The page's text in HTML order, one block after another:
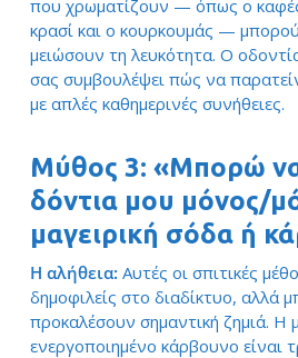
που χρωματίζουν — όπως ο
κρασί και ο κουρκουμάς —
μειώσουν τη λευκότητα. Ο
σας συμβουλέψει πώς να
με απλές καθημερινές συνήθειες.
Μύθος 3: «Μπορώ
δόντια μου μόνος/
μαγειρική σόδα ή
Η αλήθεια: Αυτές οι σπιτικές
δημοφιλείς στο διαδίκτυο, αλλά
προκαλέσουν σημαντική ζημιά. Η
ενεργοποιημένο κάρβουνο είναι